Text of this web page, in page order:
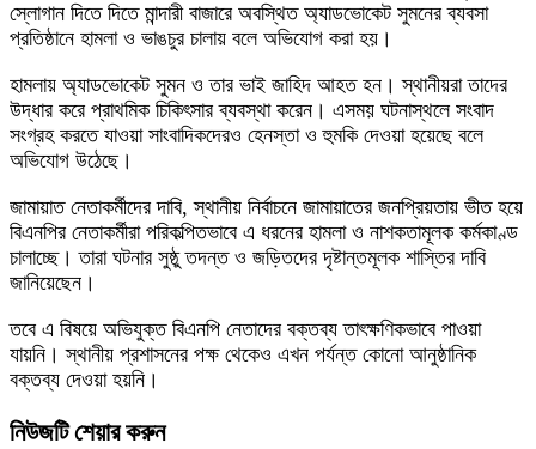
স্লোগান দিতে দিতে মান্দারী বাজারে অবস্থিত অ্যাডভোকেট সুমনের ব্যবসা
প্রতিষ্ঠানে হামলা ও ভাঙচুর চালায় বলে অভিযোগ করা হয়।
হামলায় অ্যাডভোকেট সুমন ও তার ভাই জাহিদ আহত হন। স্থানীয়রা তাদের
উদ্ধার করে প্রাথমিক চিকিৎসার ব্যবস্থা করেন। এসময় ঘটনাস্থলে সংবাদ
সংগ্রহ করতে যাওয়া সাংবাদিকদেরও হেনস্তা ও হুমকি দেওয়া হয়েছে বলে
অভিযোগ উঠেছে।
জামায়াত নেতাকর্মীদের দাবি, স্থানীয় নির্বাচনে জামায়াতের জনপ্রিয়তায় ভীত হয়ে
বিএনপির নেতাকর্মীরা পরিকল্পিতভাবে এ ধরনের হামলা ও নাশকতামূলক কর্মকাণ্ড
চালাচ্ছে। তারা ঘটনার সুষ্ঠু তদন্ত ও জড়িতদের দৃষ্টান্তমূলক শাস্তির দাবি
জানিয়েছেন।
তবে এ বিষয়ে অভিযুক্ত বিএনপি নেতাদের বক্তব্য তাৎক্ষণিকভাবে পাওয়া
যায়নি। স্থানীয় প্রশাসনের পক্ষ থেকেও এখন পর্যন্ত কোনো আনুষ্ঠানিক
বক্তব্য দেওয়া হয়নি।
নিউজটি শেয়ার করুন